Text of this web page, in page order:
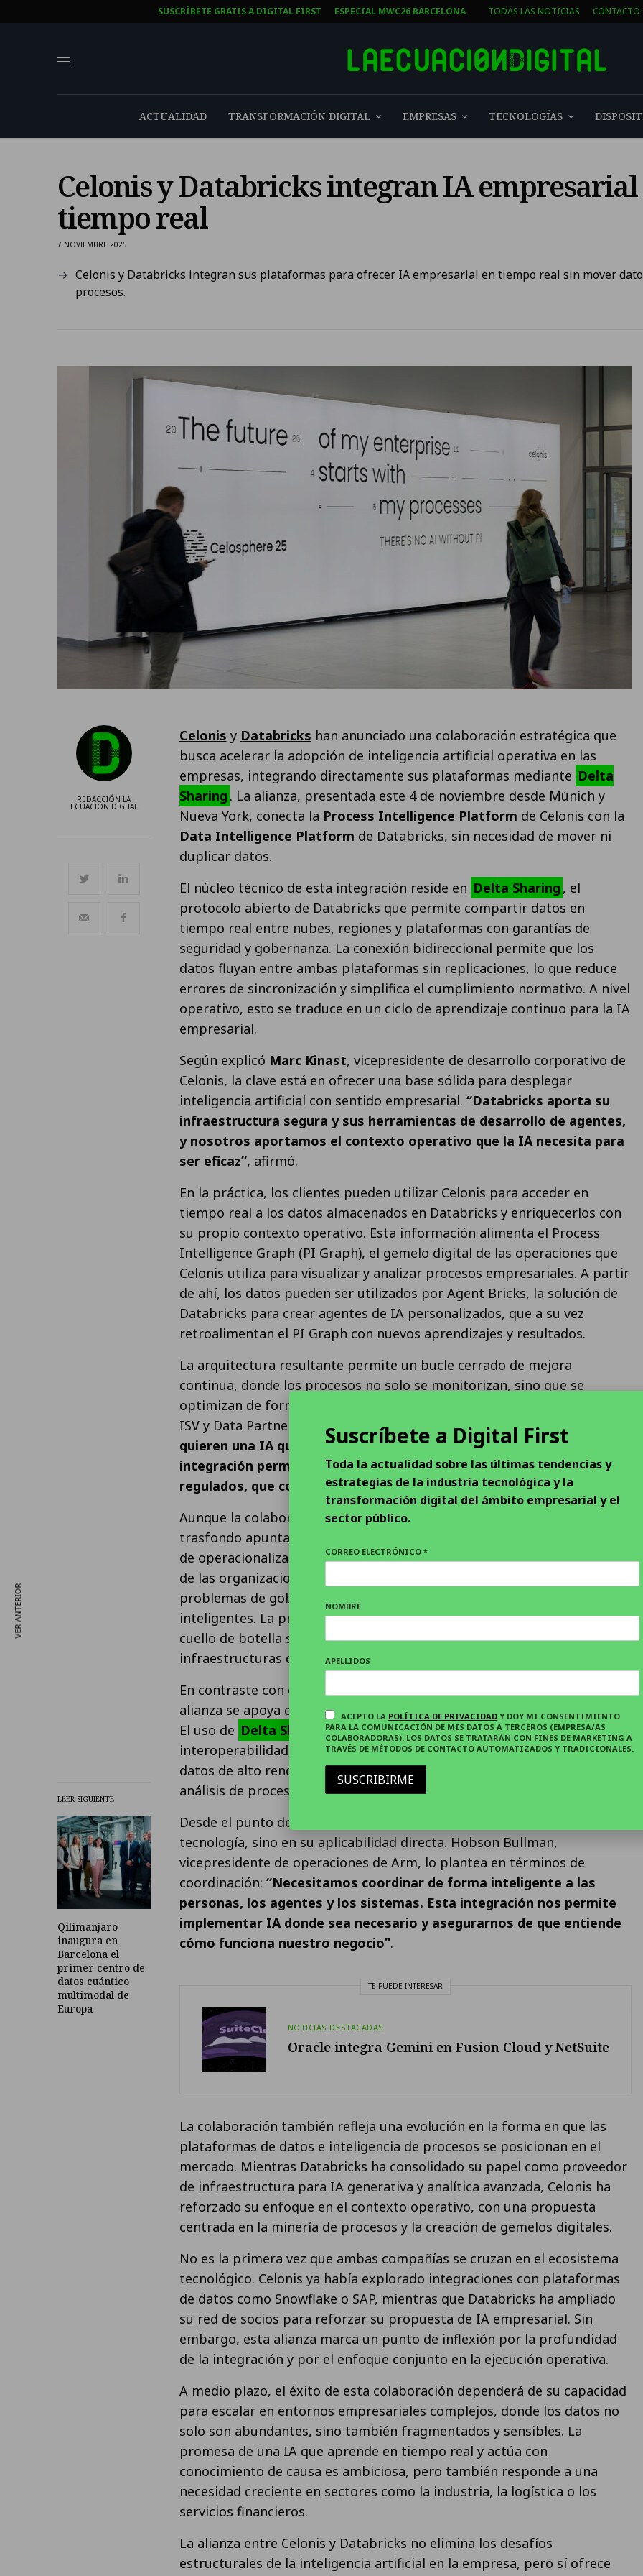
SUSCRÍBETE GRATIS A DIGITAL FIRST ESPECIAL MWC26 BARCELONA TODAS LAS NOTICIAS CONTACTO
ACTUALIDAD TRANSFORMACIÓN DIGITAL EMPRESAS TECNOLOGÍAS
Celonis y Databricks integran IA empresarial
tiempo real
7 NOVIEMBRE 2025
Celonis y Databricks integran sus plataformas para ofrecer IA empresarial en tiempo real sin mover
procesos.
REDACCIÓN LA
ECUACIÓN DIGITAL
LEER SIGUIENTE
Qilimanjaro
inaugura en
Barcelona el
primer centro de
datos cuántico
multimodal de
Europa
Celonis y Databricks han anunciado una colaboración estratégica que
busca acelerar la adopción de inteligencia artificial operativa en las
empresas, integrando directamente sus plataformas mediante Delta
Sharing . La alianza, presentada este 4 de noviembre desde Múnich y
Nueva York, conecta la Process Intelligence Platform de Celonis con la
Data Intelligence Platform de Databricks, sin necesidad de mover ni
duplicar datos.
El núcleo técnico de esta integración reside en Delta Sharing , el
protocolo abierto de Databricks que permite compartir datos en
tiempo real entre nubes, regiones y plataformas con garantías de
seguridad y gobernanza. La conexión bidireccional permite que los
datos fluyan entre ambas plataformas sin replicaciones, lo que reduce
errores de sincronización y simplifica el cumplimiento normativo. A nivel
operativo, esto se traduce en un ciclo de aprendizaje continuo para la IA
empresarial.
Según explicó Marc Kinast, vicepresidente de desarrollo corporativo de
Celonis, la clave está en ofrecer una base sólida para desplegar
inteligencia artificial con sentido empresarial. “Databricks aporta su
infraestructura segura y sus herramientas de desarrollo de agentes,
y nosotros aportamos el contexto operativo que la IA necesita para
ser eficaz”, afirmó.
En la práctica, los clientes pueden utilizar Celonis para acceder en
tiempo real a los datos almacenados en Databricks y enriquecerlos con
su propio contexto operativo. Esta información alimenta el Process
Intelligence Graph (PI Graph), el gemelo digital de las operaciones que
Celonis utiliza para visualizar y analizar procesos empresariales. A partir
de ahí, los datos pueden ser utilizados por Agent Bricks, la solución de
Databricks para crear agentes de IA personalizados, que a su vez
retroalimentan el PI Graph con nuevos aprendizajes y resultados.
La arquitectura resultante permite un bucle cerrado de mejora
continua, donde los procesos no solo se monitorizan, sino que se
optimizan de forma dinámica. Sarah Branfman, vicepresidenta global de
ISV y Data Partner GTM en Databricks, lo resume así: “Las empresas
quieren una IA que comprenda realmente su negocio. Esta
integración permite crear agentes de IA basados en datos reales y
regulados, que convierten el conocimiento en acción”.
Aunque la colaboración se presenta como una solución técnica, su
trasfondo apunta a una tensión más amplia en el mercado: la dificultad
de operacionalizar la IA sin perder el control sobre los datos. La mayoría
de las organizaciones siguen enfrentándose a silos, duplicidades y
problemas de gobernanza que ralentizan la adopción de modelos
inteligentes. La propuesta de Celonis y Databricks intenta resolver ese
cuello de botella sin obligar a las empresas a rediseñar sus
infraestructuras desde cero.
En contraste con otras aproximaciones más verticales o cerradas, esta
alianza se apoya en estándares abiertos y en una arquitectura modular.
El uso de Delta Sharingcomo base técnica refuerza esa apuesta por la
interoperabilidad, mientras que Celonis Data Core, la infraestructura de
datos de alto rendimiento de Celonis, garantiza la ejecución eficiente del
análisis de procesos.
Desde el punto de vista del cliente, el atractivo no está solo en la
tecnología, sino en su aplicabilidad directa. Hobson Bullman,
vicepresidente de operaciones de Arm, lo plantea en términos de
coordinación: “Necesitamos coordinar de forma inteligente a las
personas, los agentes y los sistemas. Esta integración nos permite
implementar IA donde sea necesario y asegurarnos de que entiende
cómo funciona nuestro negocio”.
TE PUEDE INTERESAR
NOTICIAS DESTACADAS
Oracle integra Gemini en Fusion Cloud y NetSuite
La colaboración también refleja una evolución en la forma en que las
plataformas de datos e inteligencia de procesos se posicionan en el
mercado. Mientras Databricks ha consolidado su papel como proveedor
de infraestructura para IA generativa y analítica avanzada, Celonis ha
reforzado su enfoque en el contexto operativo, con una propuesta
centrada en la minería de procesos y la creación de gemelos digitales.
No es la primera vez que ambas compañías se cruzan en el ecosistema
tecnológico. Celonis ya había explorado integraciones con plataformas
de datos como Snowflake o SAP, mientras que Databricks ha ampliado
su red de socios para reforzar su propuesta de IA empresarial. Sin
embargo, esta alianza marca un punto de inflexión por la profundidad
de la integración y por el enfoque conjunto en la ejecución operativa.
A medio plazo, el éxito de esta colaboración dependerá de su capacidad
para escalar en entornos empresariales complejos, donde los datos no
solo son abundantes, sino también fragmentados y sensibles. La
promesa de una IA que aprende en tiempo real y actúa con
conocimiento de causa es ambiciosa, pero también responde a una
necesidad creciente en sectores como la industria, la logística o los
servicios financieros.
La alianza entre Celonis y Databricks no elimina los desafíos
estructurales de la inteligencia artificial en la empresa, pero sí ofrece
VER ANTERIOR
Suscríbete a Digital First
Toda la actualidad sobre las últimas tendencias y
estrategias de la industria tecnológica y la
transformación digital del ámbito empresarial y el
sector público.
CORREO ELECTRÓNICO *
NOMBRE
APELLIDOS
ACEPTO LA POLÍTICA DE PRIVACIDAD Y DOY MI CONSENTIMIENTO
PARA LA COMUNICACIÓN DE MIS DATOS A TERCEROS (EMPRESA/AS
COLABORADORAS). LOS DATOS SE TRATARÁN CON FINES DE MARKETING A
TRAVÉS DE MÉTODOS DE CONTACTO AUTOMATIZADOS Y TRADICIONALES.
SUSCRIBIRME